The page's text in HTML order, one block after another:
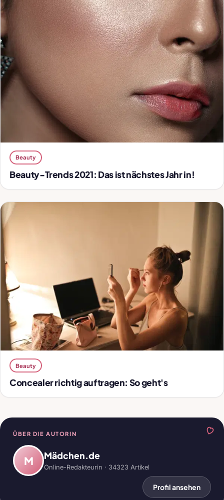
Beauty
Beauty-Trends 2021: Das ist nächstes Jahr in!
Beauty
Concealer richtig auftragen: So geht's
ÜBER DIE AUTORIN
M Mädchen.de
Online-Redakteurin · 34323 Artikel
Profil ansehen